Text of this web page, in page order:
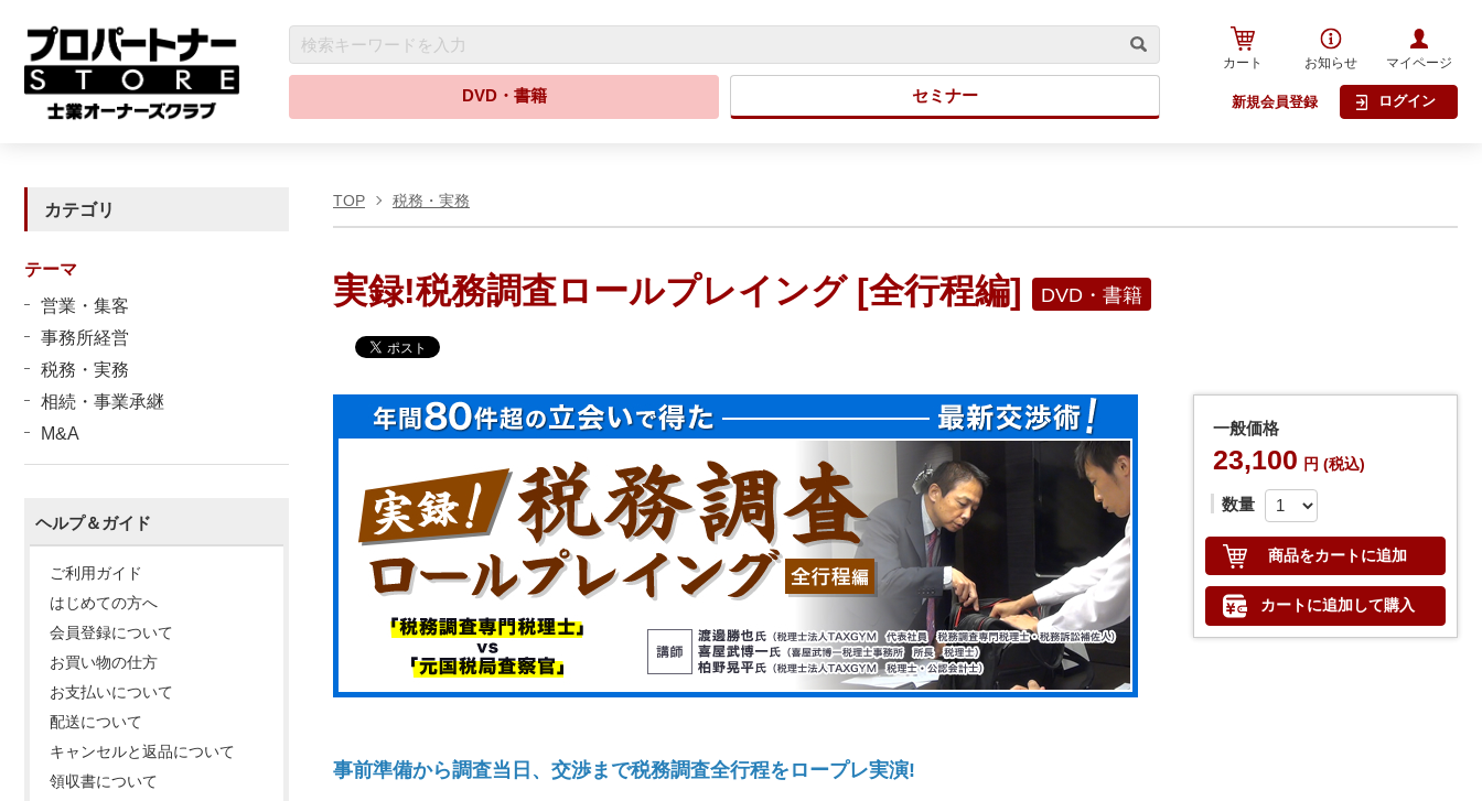
DVD・書籍 セミナー
カート お知らせ マイページ
新規会員登録 ログイン
カテゴリ
テーマ
営業・集客
事務所経営
税務・実務
相続・事業承継
M&A
ヘルプ＆ガイド
ご利用ガイド
はじめての方へ
会員登録について
お買い物の仕方
お支払いについて
配送について
キャンセルと返品について
領収書について
TOP 税務・実務
実録!税務調査ロールプレイング [全行程編] DVD・書籍
事前準備から調査当日、交渉まで税務調査全行程をロープレ実演!
一般価格
23,100 円 (税込)
数量
商品をカートに追加
カートに追加して購入